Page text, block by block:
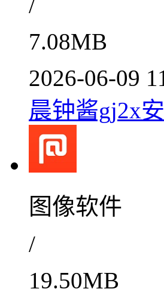
7.08MB
2026-06-09
晨钟酱gj2x
图像软件
/
19.50MB